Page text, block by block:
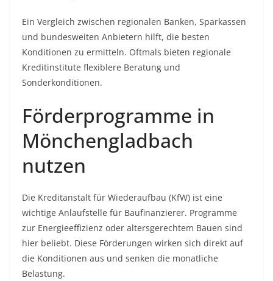
Ein Vergleich zwischen regionalen Banken, Sparkassen
und bundesweiten Anbietern hilft, die besten
Konditionen zu ermitteln. Oftmals bieten regionale
Kreditinstitute flexiblere Beratung und
Sonderkonditionen.
Förderprogramme in
Mönchengladbach
nutzen
Die Kreditanstalt für Wiederaufbau (KfW) ist eine
wichtige Anlaufstelle für Baufinanzierer. Programme
zur Energieeffizienz oder altersgerechtem Bauen sind
hier beliebt. Diese Förderungen wirken sich direkt auf
die Konditionen aus und senken die monatliche
Belastung.